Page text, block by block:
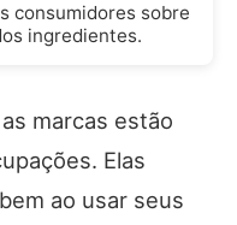
consumidores sobre
ingredientes.
marcas estão
Elas
ao usar seus